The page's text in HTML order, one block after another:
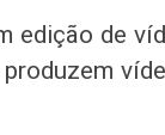
edição de